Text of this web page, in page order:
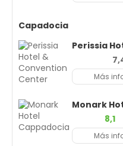
Capadocia
Perissia
Más
Monark
8,1
Más